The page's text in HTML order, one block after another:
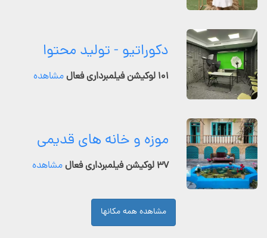
دکوراتیو - تولید محتوا
۱۰۱ لوکیشن فیلمبرداری فعال مشاهده
موزه و خانه های قدیمی
۳۷ لوکیشن فیلمبرداری فعال مشاهده
مشاهده همه مکانها